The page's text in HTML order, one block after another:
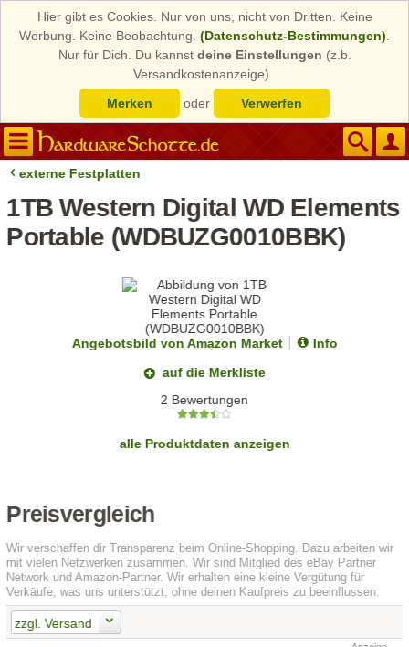
Hier gibt es Cookies. Nur von uns, nicht von Dritten. Keine
Werbung. Keine Beobachtung. (Datenschutz-Bestimmungen)
Nur für Dich. Du kannst deine Einstellungen (z.b.
Versandkostenanzeige)
Merken
oder Verwerfen
externe Festplatten
1TB Western Digital WD Elements
Portable (WDBUZG0010BBK)
Angebotsbild von Amazon Market
Info
auf die Merkliste
2 Bewertungen
alle Produktdaten anzeigen
Preisvergleich
Wir verschaffen dir Transparenz beim Online-Shopping. Dazu arbeiten wir
mit vielen Netzwerken zusammen. Wir sind Mitglied des eBay Partner
Network und Amazon-Partner. Wir erhalten eine kleine Vergütung für
Verkäufe, was uns unterstützt, ohne deinen Kaufpreis zu beeinflussen.
zzgl. Versand